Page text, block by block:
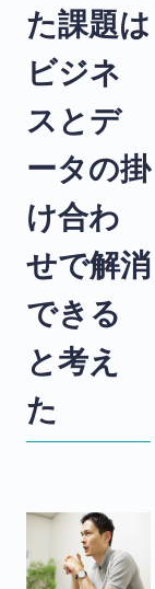
た課題は
ビジネ
スとデ
ータの掛
け合わ
せで解消
できる
と考え
た